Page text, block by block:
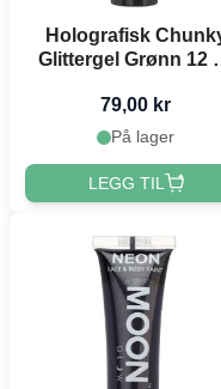
Holografisk
Glittergel Grønn 12
79,00 kr
På lager
LEGG TIL